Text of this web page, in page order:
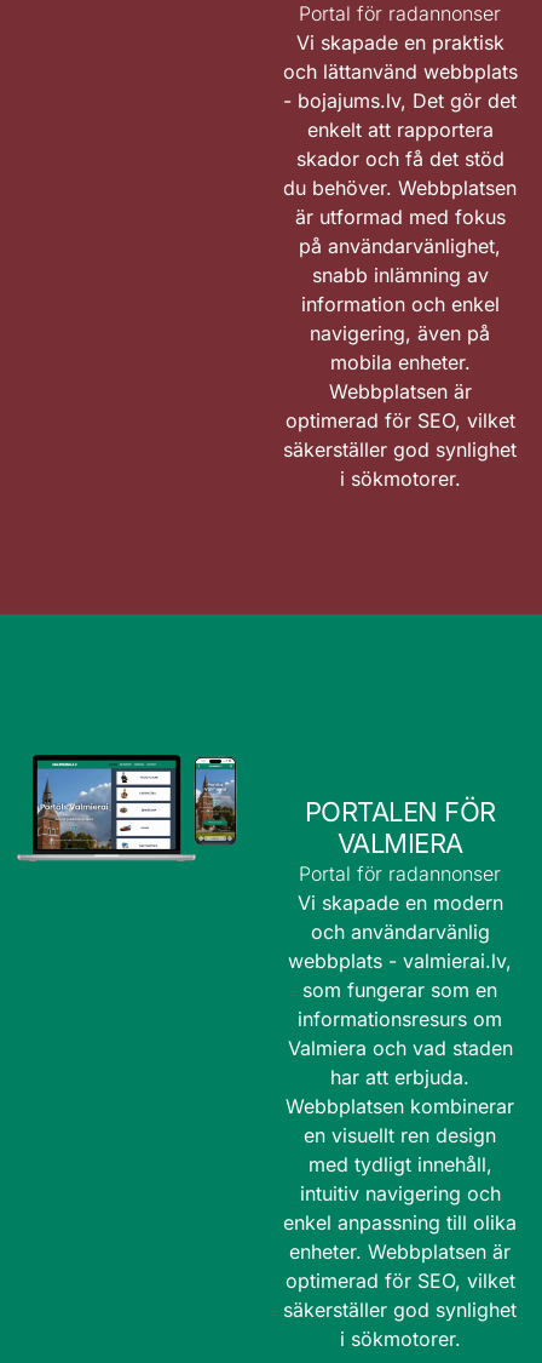
Portal för radannonser
Vi skapade en praktisk
och lättanvänd webbplats
- bojajums.lv, Det gör det
enkelt att rapportera
skador och få det stöd
du behöver. Webbplatsen
är utformad med fokus
på användarvänlighet,
snabb inlämning av
information och enkel
navigering, även på
mobila enheter.
Webbplatsen är
optimerad för SEO, vilket
säkerställer god synlighet
i sökmotorer.
PORTALEN FÖR
VALMIERA
Portal för radannonser
Vi skapade en modern
och användarvänlig
webbplats -valmierai.lv,
som fungerar som en
informationsresurs om
Valmiera och vad staden
har att erbjuda.
Webbplatsen kombinerar
en visuellt ren design
med tydligt innehåll,
intuitiv navigering och
enkel anpassning till olika
enheter. Webbplatsen är
optimerad för SEO, vilket
säkerställer god synlighet
i sökmotorer.